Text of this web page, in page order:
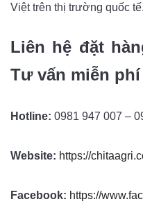
Việt trên thị trường quốc tế.
Liên hệ đặt
Tư vấn miễn phí
Hotline: 0981 947 007 –
Website: https://
Facebook: https://